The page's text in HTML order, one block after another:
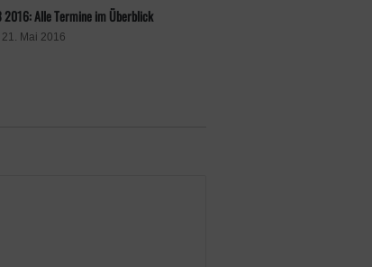
2016: Alle Termine im Überblick
21. Mai 2016